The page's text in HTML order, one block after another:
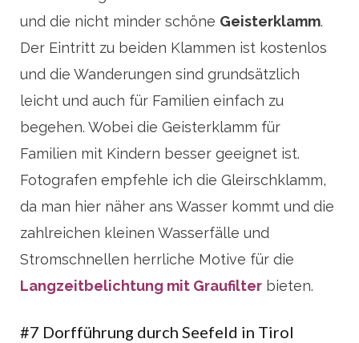
und die nicht minder schöne Geisterklamm.
Der Eintritt zu beiden Klammen ist kostenlos
und die Wanderungen sind grundsätzlich
leicht und auch für Familien einfach zu
begehen. Wobei die Geisterklamm für
Familien mit Kindern besser geeignet ist.
Fotografen empfehle ich die Gleirschklamm,
da man hier näher ans Wasser kommt und die
zahlreichen kleinen Wasserfälle und
Stromschnellen herrliche Motive für die
Langzeitbelichtung mit Graufilter bieten.
#7 Dorfführung durch Seefeld in Tirol